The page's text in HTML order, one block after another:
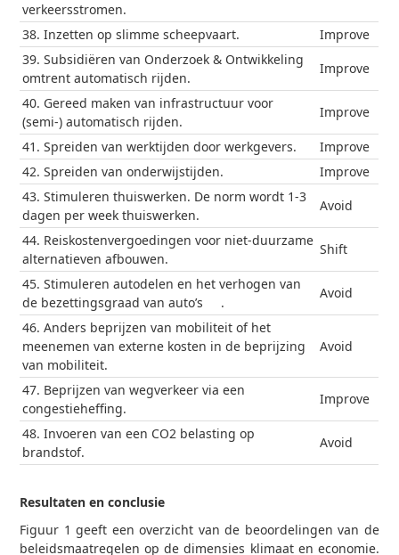
verkeersstromen.
38. Inzetten op slimme scheepvaart.
Improve
39. Subsidiëren van Onderzoek & Ontwikkeling
omtrent automatisch rijden.
Improve
40. Gereed maken van infrastructuur voor
(semi-) automatisch rijden.
Improve
41. Spreiden van werktijden door werkgevers.
Improve
42. Spreiden van onderwijstijden.
Improve
43. Stimuleren thuiswerken. De norm wordt 1-3
dagen per week thuiswerken.
Avoid
44. Reiskostenvergoedingen voor niet-duurzame
alternatieven afbouwen.
Shift
45. Stimuleren autodelen en het verhogen van
de bezettingsgraad van auto’s .
Avoid
46. Anders beprijzen van mobiliteit of het
meenemen van externe kosten in de beprijzing
van mobiliteit.
Avoid
47. Beprijzen van wegverkeer via een
congestieheffing.
Improve
48. Invoeren van een CO2 belasting op
brandstof.
Avoid
Resultaten en conclusie
Figuur 1 geeft een overzicht van de beoordelingen van de
beleidsmaatregelen op de dimensies klimaat en economie.